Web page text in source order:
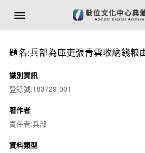
題名:兵部為庫吏張青雲收納錢粮
識別資訊
登錄號:183729-001
著作者
責任者:兵部
資料類型